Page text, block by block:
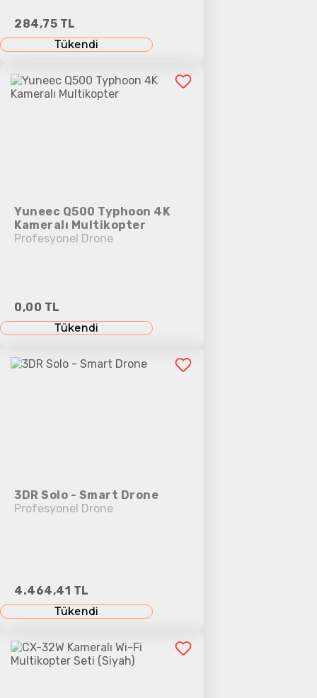
284,75 TL
Tükendi
Yuneec Q500 Typhoon 4K
Kameralı Multikopter
Profesyonel Drone
0,00 TL
Tükendi
3DR Solo - Smart Drone
Profesyonel Drone
4.464,41 TL
Tükendi